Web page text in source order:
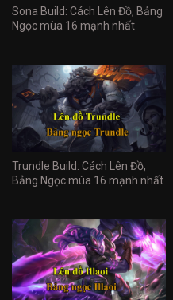
Sona Build: Cách Lên Đồ, Bảng
Ngọc mùa 16 mạnh nhất
Trundle Build: Cách Lên Đồ,
Bảng Ngọc mùa 16 mạnh nhất